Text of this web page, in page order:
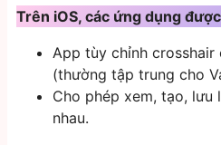
Trên iOS, các ứng dụng
App tùy chỉnh crosshair
(thường tập trung cho
Cho phép xem, tạo, lưu
nhau.